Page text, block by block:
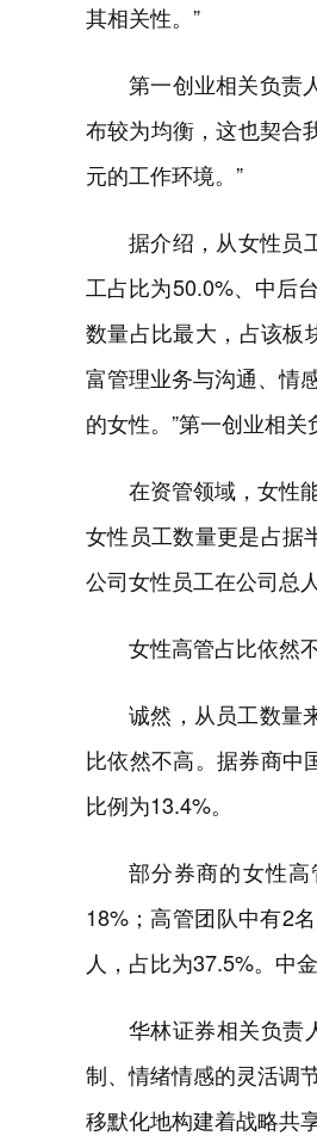
其相关性。”
第一创业相关负责
布较为均衡，这也契合
元的工作环境。”
据介绍，从女性员
工占比为50.0%、中后
数量占比最大，占该板
富管理业务与沟通、情
的女性。”第一创业相关
在资管领域，女性
女性员工数量更是占据
公司女性员工在公司总
女性高管占比依然
诚然，从员工数量
比依然不高。据券商中
比例为13.4%。
部分券商的女性
18%；高管团队中有2
人，占比为37.5%。中
华林证券相关负责
制、情绪情感的灵活调
移默化地构建着战略共